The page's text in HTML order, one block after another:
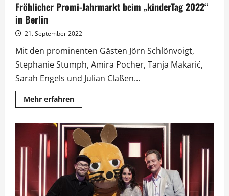
Fröhlicher Promi-Jahrmarkt beim „kinderTag 2022“
in Berlin
21. September 2022
Mit den prominenten Gästen Jörn Schlönvoigt,
Stephanie Stumph, Amira Pocher, Tanja Makarić,
Sarah Engels und Julian Claßen...
Mehr erfahrenMehr
Informationen
Promi-
Jahrmarkt
beim
„kinderTag
2022“
in
Berlin